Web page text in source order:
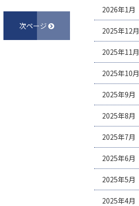
次ページ
2026年1月
2025年12月
2025年11月
2025年10月
2025年9月
2025年8月
2025年7月
2025年6月
2025年5月
2025年4月